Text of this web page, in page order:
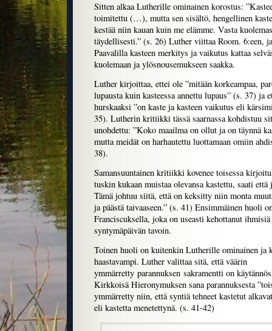
Sitten alkaa Lutherille ominainen korostus:
toimitettu (…), mutta sen sisältö, hengellinen
kestää niin kauan kuin me elämme. Vasta
täydellisesti.” (s. 26) Luther viittaa Room. 6:een,
Paavalilla kasteen merkitys ja vaikutus kattaa
kuolemaan ja ylösnousemukseen saakka.
Luther kirjoittaa, ettei ole ”mitään korkeampaa,
lupausta kuin kasteessa annettu lupaus” (s. 37) ja
hurskaaksi ”on kaste ja kasteen vaikutus eli
35). Lutherin kritiikki tässä saarnassa kohdistuu
unohdettu: ”Koko maailma on ollut ja on täynnä
mutta meidät on harhautettu luottamaan omiin
38).
Samansuuntainen kritiikki kovenee toisessa
tuskin kukaan muistaa olevansa kastettu, saati
Tämä johtuu siitä, että on keksitty niin monta
ja päästä taivaaseen.” (s. 41) Ensimmäinen huoli
Franciscuksella, joka on useasti kehottanut
syntymäpäivän tavoin.
Toinen huoli on kuitenkin Lutherille ominainen ja
haastavampi. Luther valittaa sitä, että väärin
ymmärretty parannuksen sakramentti on
Kirkkoisä Hieronymuksen sana parannuksesta
ymmärretty niin, että syntiä tehneet kastetut
eli kastetta menetettynä. (s. 41-42)